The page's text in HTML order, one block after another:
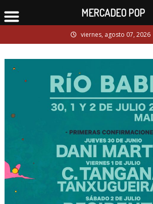
to
viernes, agosto 07, 2026
MERCADEO POP